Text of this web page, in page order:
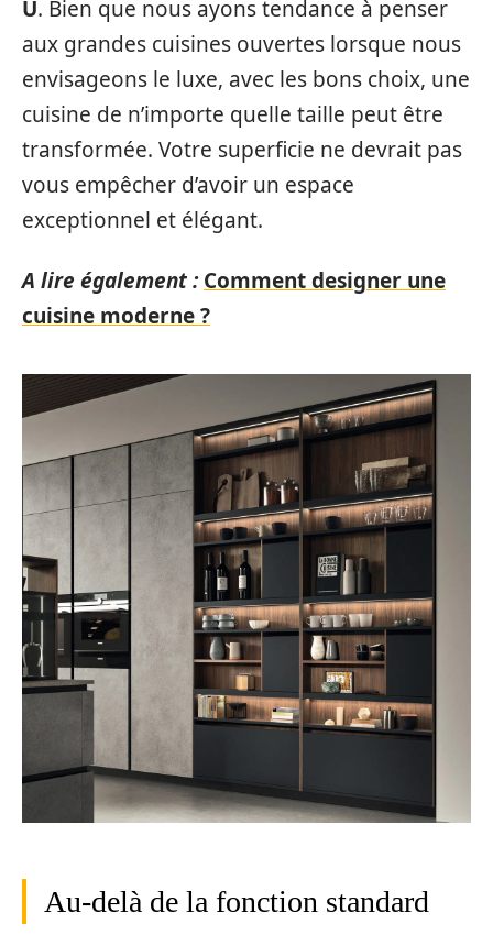
U. Bien que nous ayons tendance à penser
aux grandes cuisines ouvertes lorsque nous
envisageons le luxe, avec les bons choix, une
cuisine de n’importe quelle taille peut être
transformée. Votre superficie ne devrait pas
vous empêcher d’avoir un espace
exceptionnel et élégant.
A lire également : Comment designer une
cuisine moderne ?
Au-delà de la fonction standard